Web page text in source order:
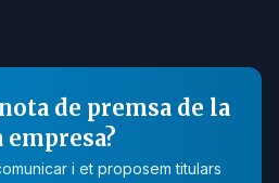
de premsa de la
empresa?
i et proposem titulars